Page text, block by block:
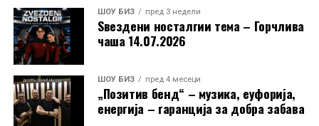
ШОУ БИЗ пред 3 недели
Ѕвездени носталгии тема – Горчлива
чаша 14.07.2026
ШОУ БИЗ пред 4 месеци
„Позитив бенд“ – музика, еуфорија,
енергија – гаранција за добра забава